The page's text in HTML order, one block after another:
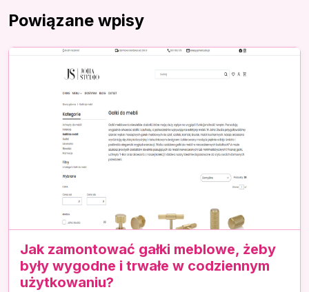
Powiązane wpisy
Jak zamontować gałki meblowe, żeby
były wygodne i trwałe w codziennym
użytkowaniu?